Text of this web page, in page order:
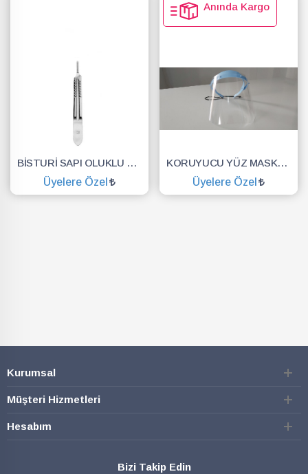
BİSTURİ SAPI OLUKLU NO.3
Üyelere Özel
Anında Kargo
KORUYUCU YÜZ MASKESİ SİPERLİK.YÜZ KALKANI.DENTAL MASKE
Üyelere Özel
Kurumsal
Müşteri Hizmetleri
Hesabım
Bizi Takip Edin